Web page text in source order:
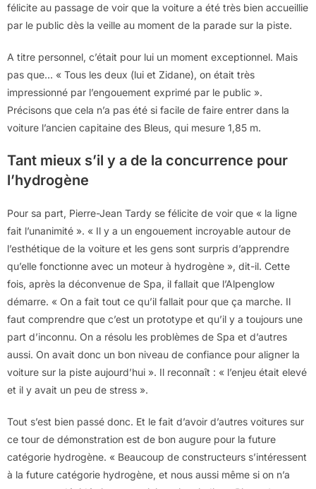
félicite au passage de voir que la voiture a été très bien accueillie
par le public dès la veille au moment de la parade sur la piste.
A titre personnel, c’était pour lui un moment exceptionnel. Mais
pas que… « Tous les deux (lui et Zidane), on était très
impressionné par l’engouement exprimé par le public ».
Précisons que cela n’a pas été si facile de faire entrer dans la
voiture l’ancien capitaine des Bleus, qui mesure 1,85 m.
Tant mieux s’il y a de la concurrence pour
l’hydrogène
Pour sa part, Pierre-Jean Tardy se félicite de voir que « la ligne
fait l’unanimité ». « Il y a un engouement incroyable autour de
l’esthétique de la voiture et les gens sont surpris d’apprendre
qu’elle fonctionne avec un moteur à hydrogène », dit-il. Cette
fois, après la déconvenue de Spa, il fallait que l’Alpenglow
démarre. « On a fait tout ce qu’il fallait pour que ça marche. Il
faut comprendre que c’est un prototype et qu’il y a toujours une
part d’inconnu. On a résolu les problèmes de Spa et d’autres
aussi. On avait donc un bon niveau de confiance pour aligner la
voiture sur la piste aujourd’hui ». Il reconnaît : « l’enjeu était elevé
et il y avait un peu de stress ».
Tout s’est bien passé donc. Et le fait d’avoir d’autres voitures sur
ce tour de démonstration est de bon augure pour la future
catégorie hydrogène. « Beaucoup de constructeurs s’intéressent
à la future catégorie hydrogène, et nous aussi même si on n’a